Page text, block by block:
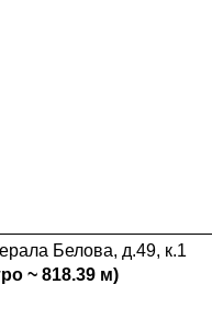
Белова, д.49, к.1
~ 818.39 м)